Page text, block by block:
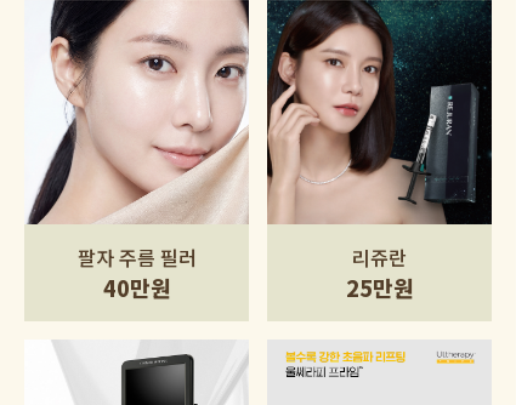
팔자 주름 필러
40만원
리쥬란
25만원